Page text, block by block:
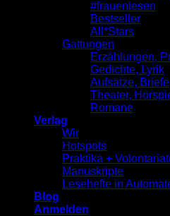
#frauenlesen
Bestseller
All*Stars
Gattungen
Erzählungen,
Gedichte, Lyrik
Aufsätze,
Theater,
Romane
Verlag
Wir
Hotspots
Praktika +
Manuskripte
Lesehefte in
Blog
Anmelden